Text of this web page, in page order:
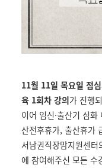
11월 11일 목요일 점
육 1회차 강의가 진행
이어 임신·출산기 심
산전후휴가, 출산휴가
서남권직장맘지원센
에 참여해주신 모든 수